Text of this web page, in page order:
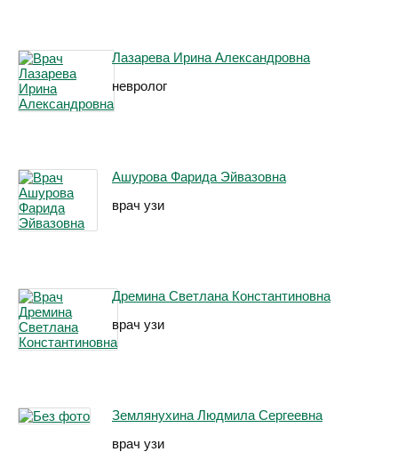
Лазарева Ирина Александровна
невролог
Ашурова Фарида Эйвазовна
врач узи
Дремина Светлана Константиновна
врач узи
Землянухина Людмила Сергеевна
врач узи